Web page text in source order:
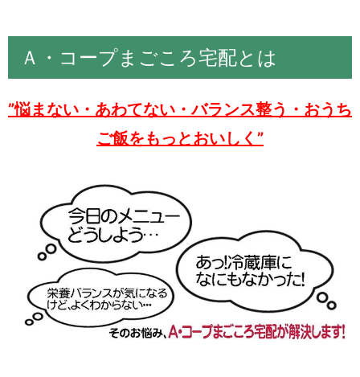
Ａ・コープまごころ宅配とは
”悩まない・あわてない・バランス整う・おうち
ご飯をもっとおいしく”